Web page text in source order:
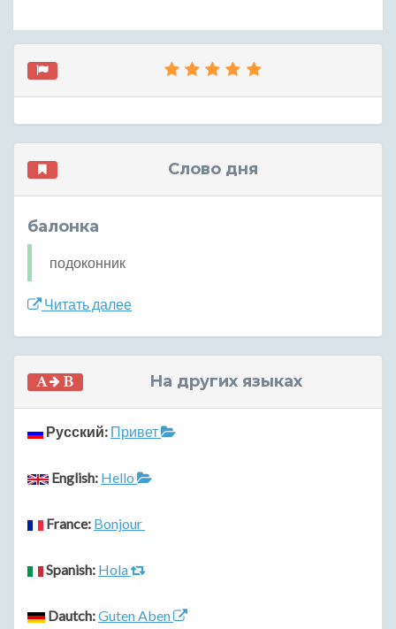
Слово дня
балонка
подоконник
Читать далее
На других языках
Русский: Привет
English: Hello
France: Bonjour
Spanish: Hola
Dautch:Guten Aben